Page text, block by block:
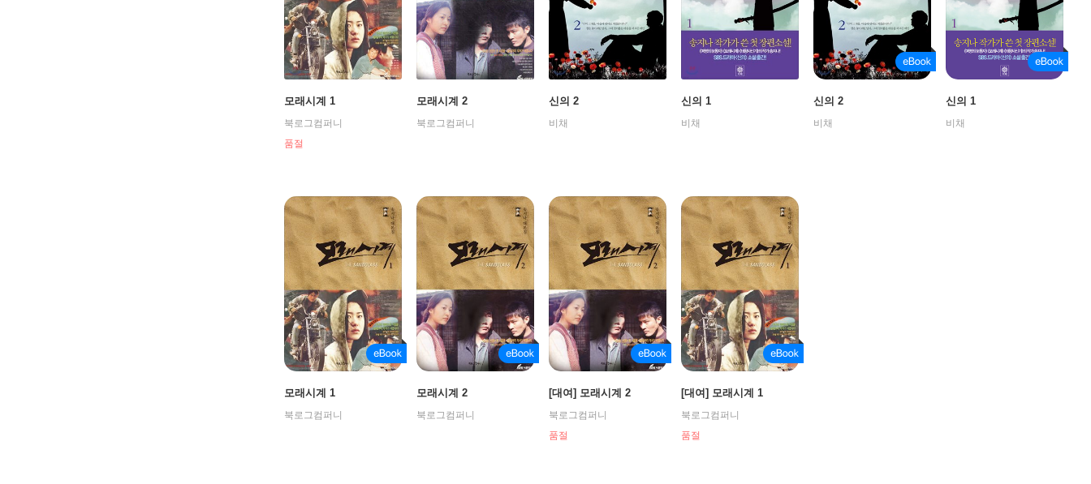
모래시계 1
북로그컴퍼니
품절
모래시계 2
북로그컴퍼니
신의 2
비채
신의 1
비채
신의 2
비채
신의 1
비채
모래시계 1
북로그컴퍼니
모래시계 2
북로그컴퍼니
[대여] 모래시계 2
북로그컴퍼니
품절
[대여] 모래시계 1
북로그컴퍼니
품절